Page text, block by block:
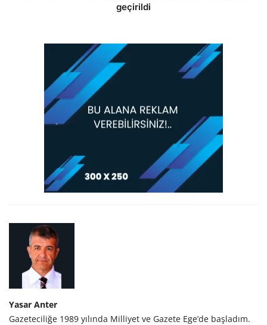
geçirildi
Yasar Anter
Gazeteciliğe 1989 yılında Milliyet ve Gazete Ege’de başladım.